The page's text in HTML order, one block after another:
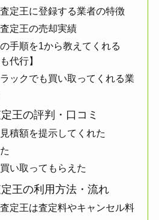
定王に登録する業者の特徴
定王の売却実績
手順を1から教えてくれる
代行】
ックでも買い取ってくれる業
王の評判・口コミ
積額を提示してくれた
い取ってもらえた
定王の利用方法・流れ
定王は査定料やキャンセル料